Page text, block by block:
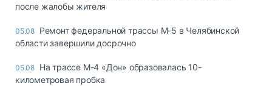
после жалобы жителя
05.08 Ремонт федеральной трассы М-5 в Челябинской
области завершили досрочно
05.08 На трассе М-4 «Дон» образовалась 10-
километровая пробка